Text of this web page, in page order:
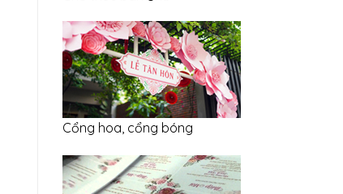
Cổng hoa, cổng bóng